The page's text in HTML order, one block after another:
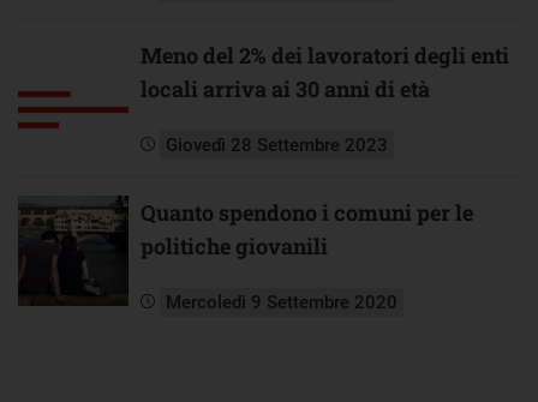
Meno del 2% dei lavoratori degli enti
locali arriva ai 30 anni di età
Giovedì 28 Settembre 2023
Quanto spendono i comuni per le
politiche giovanili
Mercoledì 9 Settembre 2020